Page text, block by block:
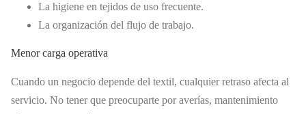
La higiene en tejidos de uso frecuente.
La organización del flujo de trabajo.
Menor carga operativa
Cuando un negocio depende del textil, cualquier retraso afecta al
servicio. No tener que preocuparte por averías, mantenimiento